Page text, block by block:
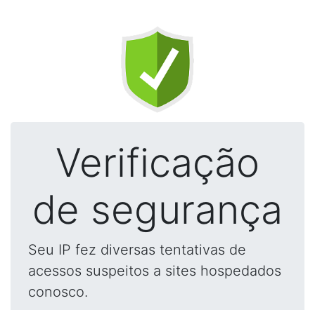
Verificação
de segurança
Seu IP fez diversas tentativas de
acessos suspeitos a sites hospedados
conosco.